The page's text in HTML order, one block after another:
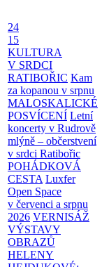
24
15
KULTURA
V SRDCI
RATIBOŘIC Kam
za kopanou v srpnu
MALOSKALICKÉ
POSVÍCENÍ Letní
koncerty v Rudrově
mlýně – občerstvení
v srdci Ratibořic
POHÁDKOVÁ
CESTA Luxfer
Open Space
v červenci a srpnu
2026 VERNISÁŽ
VÝSTAVY
OBRAZŮ
HELENY